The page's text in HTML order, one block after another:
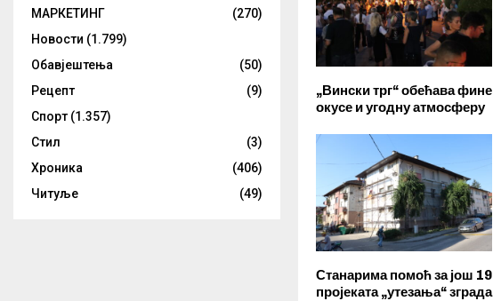
„Вински трг“ обећава фине
окусе и угодну атмосферу
Станарима помоћ за још 19
пројеката „утезања“ зграда
МАРКЕТИНГ
(270)
Новости (1.799)
Обавјештења
(50)
Рецепт
(9)
Спорт (1.357)
Стил
(3)
Хроника
(406)
Читуље
(49)